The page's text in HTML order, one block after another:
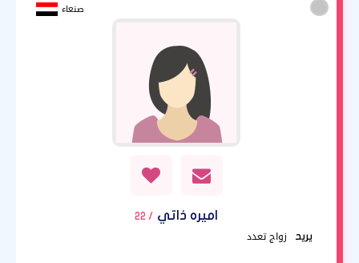
صنعاء
اميره ذاتي / 22
يريد
زواج تعدد